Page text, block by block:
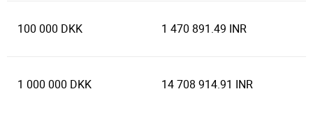
100 000 DKK 1 470 891.49 INR
1 000 000 DKK 14 708 914.91 INR